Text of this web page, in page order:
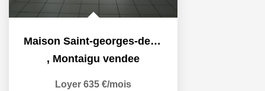
Maison Saint-georges-de-montaigu - 3 Pièce(s) - 80 M2
, Montaigu vendee
Loyer 635 €/mois